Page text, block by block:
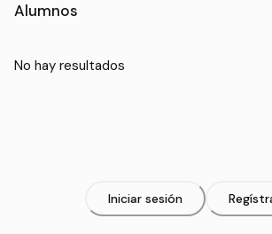
Alumnos
No hay resultados
Iniciar sesión